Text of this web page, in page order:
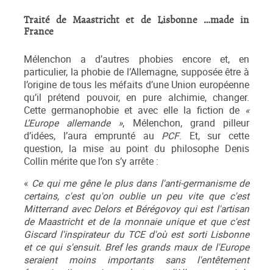
Traité de Maastricht et de Lisbonne …made in
France
Mélenchon a d’autres phobies encore et, en
particulier, la phobie de l’Allemagne, supposée être à
l’origine de tous les méfaits d’une Union européenne
qu’il prétend pouvoir, en pure alchimie, changer.
Cette germanophobie et avec elle la fiction de «
L’Europe allemande », Mélenchon, grand pilleur
d’idées, l’aura emprunté au PCF. Et, sur cette
question, la mise au point du philosophe Denis
Collin mérite que l’on s’y arrête :
« Ce qui me gêne le plus dans l'anti-germanisme de
certains, c'est qu'on oublie un peu vite que c'est
Mitterrand avec Delors et Bérégovoy qui est l'artisan
de Maastricht et de la monnaie unique et que c'est
Giscard l'inspirateur du TCE d'où est sorti Lisbonne
et ce qui s'ensuit. Bref les grands maux de l'Europe
seraient moins importants sans l'entêtement